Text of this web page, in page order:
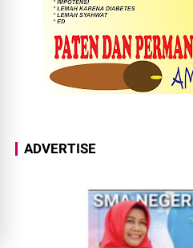
ADVERTISE